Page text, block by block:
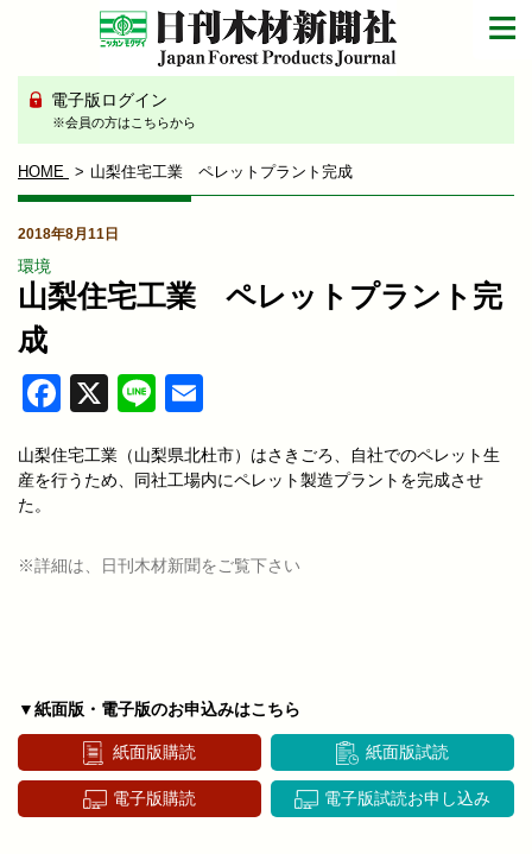
電子版ログイン
※会員の方はこちらから
HOME 山梨住宅工業 ペレットプラント完成
2018年8月11日
環境
山梨住宅工業 ペレットプラント完
成
Facebook
X Line
山梨住宅工業（山梨県北杜市）はさきごろ、自社でのペレット生
産を行うため、同社工場内にペレット製造プラントを完成させ
た。
※詳細は、日刊木材新聞をご覧下さい
▼紙面版・電子版のお申込みはこちら
紙面版購読 紙面版試読
電子版購読 電子版試読お申し込み